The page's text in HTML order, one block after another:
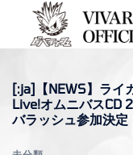
テ
へ
[:ja]【NEWS】ライ
Live!オムニバスCD
バラッシュ参加決定